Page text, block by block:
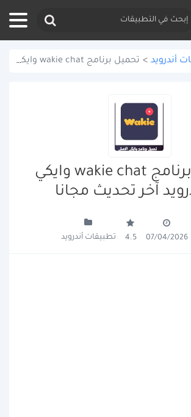
أندرويد > تحميل برنامج wakie chat وايكي للأندرويد آخر تحديث مجانا
تحميل برنامج wakie chat وايكي
آخر تحديث مجانا
07/04/2026
4.5 تطبيقات أندرويد